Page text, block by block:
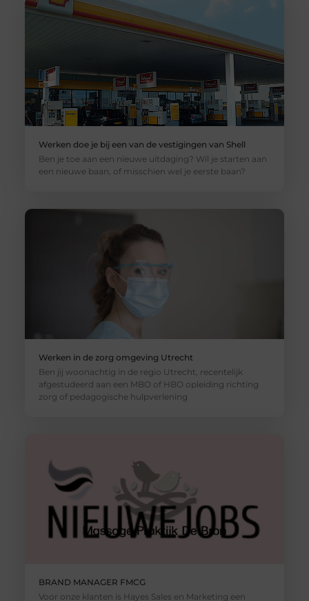
Werken doe je bij een van de vestigingen van Shell
Ben je toe aan een nieuwe uitdaging? Wil je starten aan
een nieuwe baan, of misschien wel je eerste baan?
Werken in de zorg omgeving Utrecht
Ben jij woonachtig in de regio Utrecht, recentelijk
afgestudeerd aan een MBO of HBO opleiding richting
zorg of pedagogische hulpverlening
BRAND MANAGER FMCG
Voor onze klanten is Hayes Sales en Marketing een